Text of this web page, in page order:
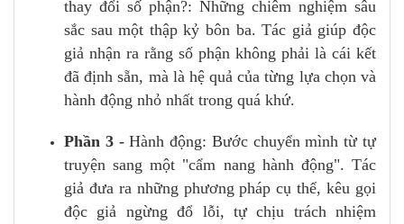
thay đổi số phận?: Những chiêm nghiệm sâu
sắc sau một thập kỷ bôn ba. Tác giả giúp độc
giả nhận ra rằng số phận không phải là cái kết
đã định sẵn, mà là hệ quả của từng lựa chọn và
hành động nhỏ nhất trong quá khứ.
Phần 3 -Hành động: Bước chuyển mình từ tự
truyện sang một "cẩm nang hành động". Tác
giả đưa ra những phương pháp cụ thể, kêu gọi
độc giả ngừng đổ lỗi, tự chịu trách nhiệm